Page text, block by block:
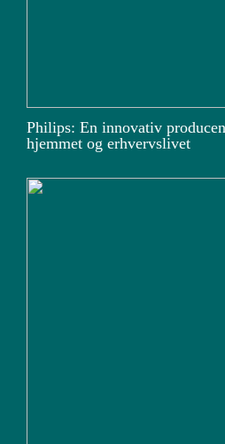
Philips: En innovativ
hjemmet og erhvervslivet